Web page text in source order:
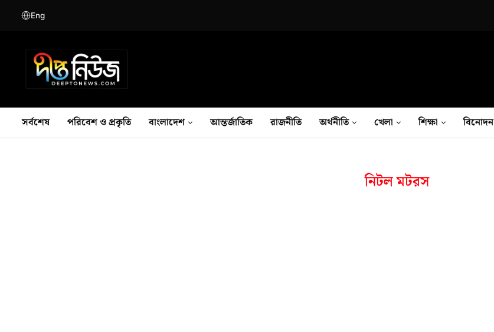
Eng
সর্বশেষ পরিবেশ ও প্রকৃতি বাংলাদেশ আন্তর্জাতিক রাজনীতি অর্থনীতি খেলা শিক্ষা বিনোদন
নিটল মটরস